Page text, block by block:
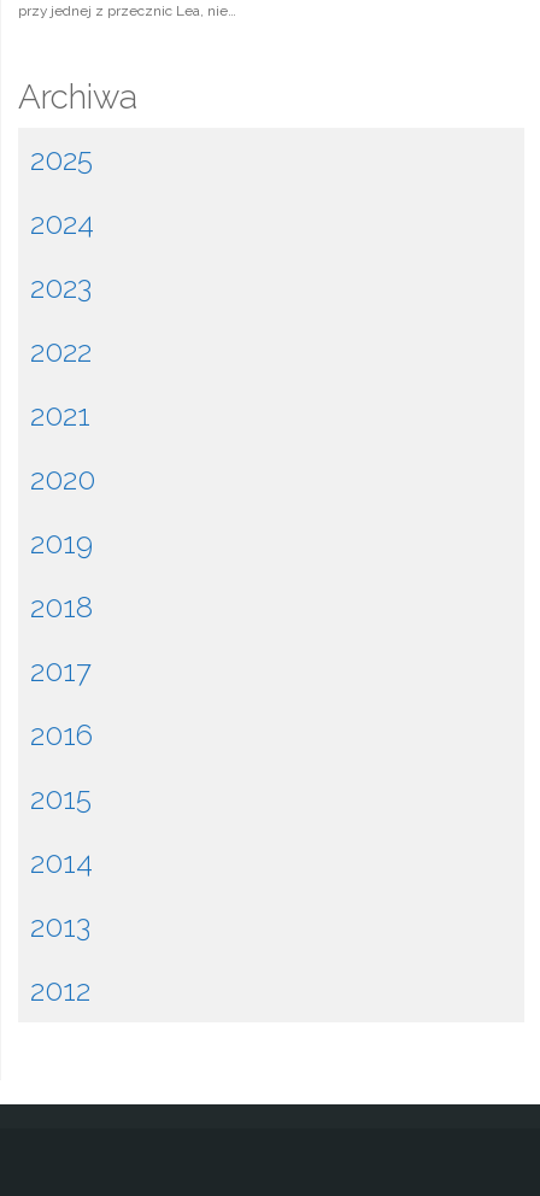
przy jednej z przecznic Lea, nie…
Archiwa
2025
2024
2023
2022
2021
2020
2019
2018
2017
2016
2015
2014
2013
2012